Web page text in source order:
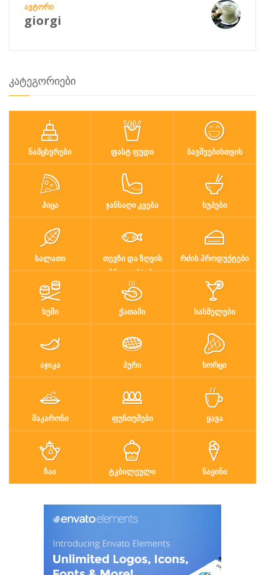
ᲐᲕᲢᲝᲠᲘ
giorgi
კატეგორიები
ᲜᲐᲛᲪᲮᲕᲠᲔᲑᲘ ᲤᲐᲡᲢ ᲤᲣᲓᲘ ᲑᲐᲕᲨᲕᲔᲑᲘᲡᲗᲕᲘᲡ
ᲞᲘᲪᲐ ᲯᲐᲜᲡᲐᲦᲘ ᲙᲕᲔᲑᲐ ᲡᲣᲞᲔᲑᲘ
ᲡᲐᲚᲐᲗᲘ
ᲗᲔᲕᲖᲘ ᲓᲐ ᲖᲦᲕᲘᲡ
ᲞᲠᲝᲓᲣᲥᲢᲔᲑᲘ
ᲠᲫᲘᲡ ᲞᲠᲝᲓᲣᲥᲢᲔᲑᲘ
ᲡᲣᲨᲘ ᲥᲐᲗᲐᲛᲘ ᲡᲐᲡᲛᲔᲚᲔᲑᲘ
ᲐᲯᲘᲙᲐ ᲞᲣᲠᲘ ᲮᲝᲠᲪᲘ
ᲛᲐᲙᲐᲠᲝᲜᲘ ᲤᲣᲜᲗᲣᲨᲔᲑᲘ ᲧᲐᲕᲐ
ᲩᲐᲘ ᲢᲙᲑᲘᲚᲔᲣᲚᲘ ᲜᲐᲧᲘᲜᲘ